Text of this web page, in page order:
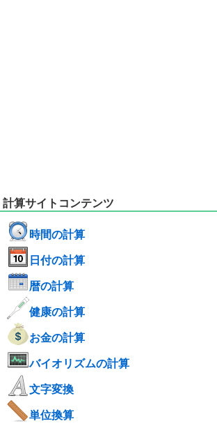
計算サイトコンテンツ
時間の計算
日付の計算
暦の計算
健康の計算
お金の計算
バイオリズムの計算
文字変換
単位換算